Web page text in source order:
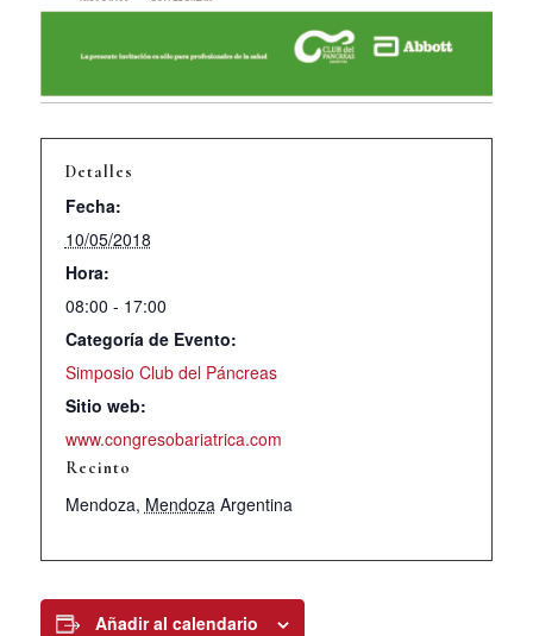
Detalles
Fecha:
10/05/2018
Hora:
08:00 - 17:00
Categoría de Evento:
Simposio Club del Páncreas
Sitio web:
www.congresobariatrica.com
Recinto
Mendoza, Mendoza Argentina
Añadir al calendario